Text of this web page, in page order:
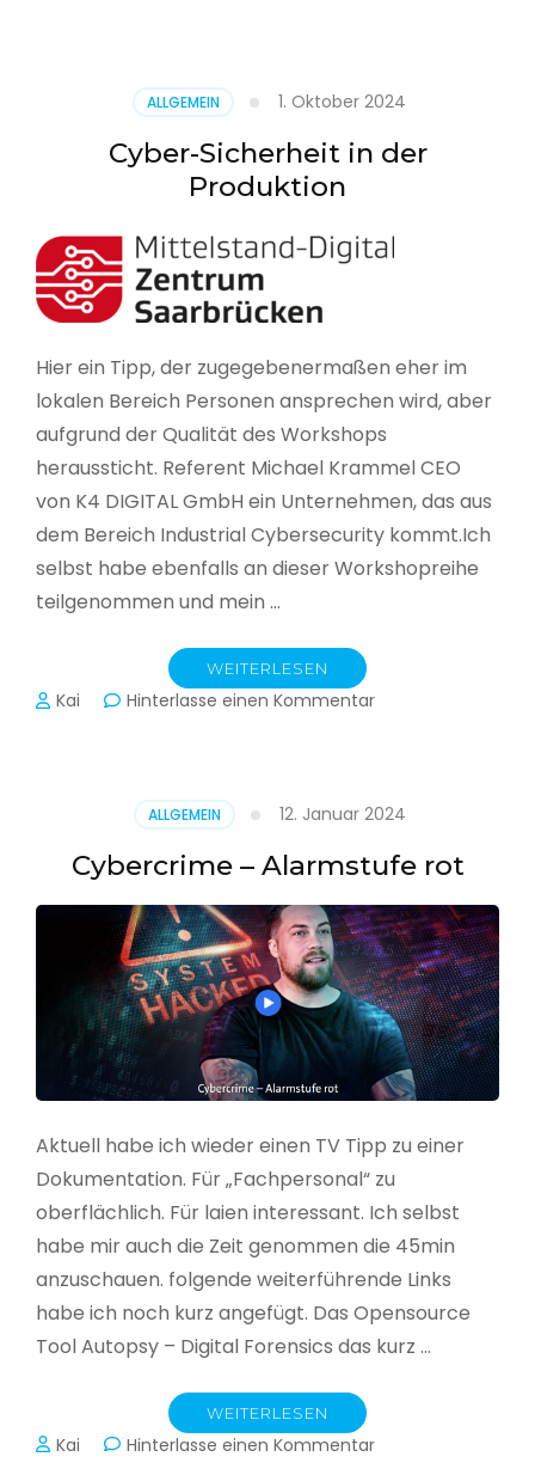
seinen
Lagebericht
zur
in
Deutschland
ALLGEMEIN 1. Oktober 2024
Cyber-Sicherheit in der
Produktion
Hier ein Tipp, der zugegebenermaßen eher im
lokalen Bereich Personen ansprechen wird, aber
aufgrund der Qualität des Workshops
heraussticht. Referent Michael Krammel CEO
von K4 DIGITAL GmbH ein Unternehmen, das aus
dem Bereich Industrial Cybersecurity kommt.Ich
selbst habe ebenfalls an dieser Workshopreihe
teilgenommen und mein …
WEITERLESEN
Kai Hinterlasse einen Kommentarzu
Produktion
ALLGEMEIN 12. Januar 2024
Cybercrime – Alarmstufe rot
Aktuell habe ich wieder einen TV Tipp zu einer
Dokumentation. Für „Fachpersonal“ zu
oberflächlich. Für laien interessant. Ich selbst
habe mir auch die Zeit genommen die 45min
anzuschauen. folgende weiterführende Links
habe ich noch kurz angefügt. Das Opensource
Tool Autopsy – Digital Forensics das kurz …
WEITERLESEN
Kai Hinterlasse einen Kommentarzu